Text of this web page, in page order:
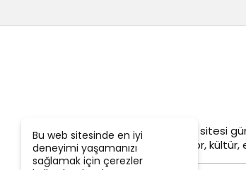
Bu web sitesinde en iyi
deneyimi yaşamanızı
sağlamak için çerezler
Objektif Adana Son Dakika
haber sitesi
siyaset, ekonomi, tarım, yerel spor,